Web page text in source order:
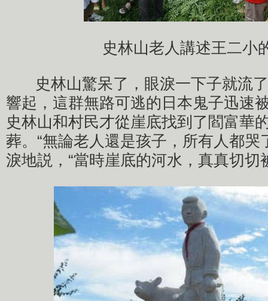
史林山老人講述王二小
史林山驚呆了，眼淚一下子就流了
響起，這群無路可逃的日本鬼子迅速
史林山和村民才從崖底找到了閻富華
葬。“無論老人還是孩子，所有人都哭
淚地説，“當時崖底的河水，真真切切